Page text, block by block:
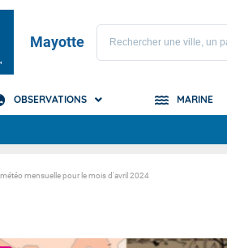
Mayotte
Prévisions
TOUS LES RÉSULTATS
OBSERVATIONS MARINE
mensuelle pour le mois d'avril 2024